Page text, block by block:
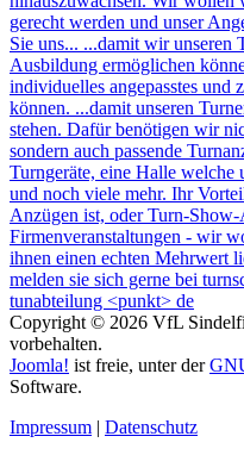
Copyright © 2026 VfL
vorbehalten.
Joomla! ist freie, unter der
Software.
Impressum | Datenschutz